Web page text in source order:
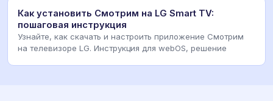
Как установить Смотрим на LG Smart TV:
пошаговая инструкция
Узнайте, как скачать и настроить приложение Смотрим
на телевизоре LG. Инструкция для webOS, решение